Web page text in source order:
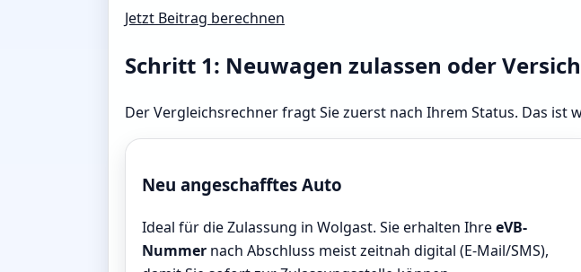
Jetzt Beitrag berechnen
Schritt 1: Neuwagen zulassen oder
Der Vergleichsrechner fragt Sie zuerst nach Ihrem Status. Das
Neu angeschafftes Auto
Ideal für die Zulassung in Wolgast. Sie erhalten IhreeVB-
Nummer nach Abschluss meist zeitnah digital (E-Mail/SMS),